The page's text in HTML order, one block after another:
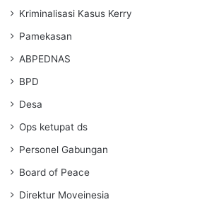
Kriminalisasi Kasus Kerry
Pamekasan
ABPEDNAS
BPD
Desa
Ops ketupat ds
Personel Gabungan
Board of Peace
Direktur Moveinesia